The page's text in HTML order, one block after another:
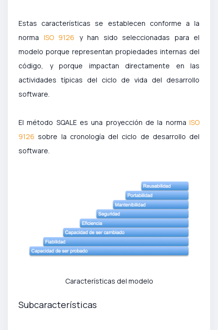
Estas características se establecen conforme a la
norma ISO 9126 y han sido seleccionadas para el
modelo porque representan propiedades internas del
código, y porque impactan directamente en las
actividades típicas del ciclo de vida del desarrollo
software.
El método SQALE es una proyección de la norma ISO
9126 sobre la cronología del ciclo de desarrollo del
software.
Características del modelo
Subcaracterísticas